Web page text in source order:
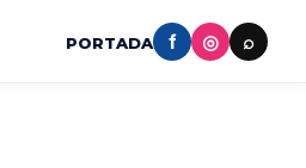
PORTADA f ◎ ⌕